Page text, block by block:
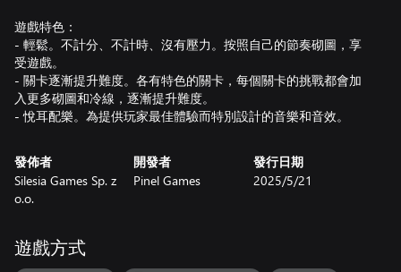
遊戲特色：
- 輕鬆。不計分、不計時、沒有壓力。按照自己的節奏砌圖，享
受遊戲。
- 關卡逐漸提升難度。各有特色的關卡，每個關卡的挑戰都會加
入更多砌圖和冷線，逐漸提升難度。
- 悅耳配樂。為提供玩家最佳體驗而特別設計的音樂和音效。
發佈者
Silesia Games Sp. z
o.o.
開發者
Pinel Games
發行日期
2025/5/21
遊戲方式